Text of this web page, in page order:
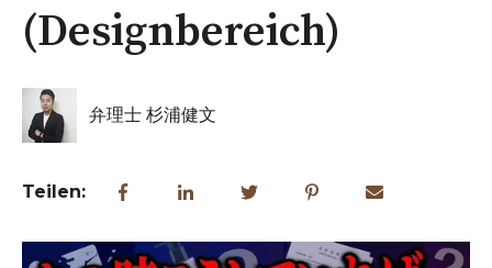
(Designbereich)
弁理士 杉浦健文
Teilen: